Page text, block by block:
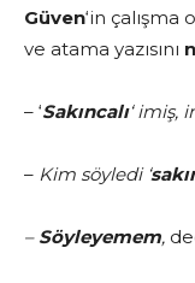
Güven‘in çalışma
ve atama yazısını
– ‘Sakıncalı‘ imiş,
– Kim söyledi ‘
– Söyleyemem,